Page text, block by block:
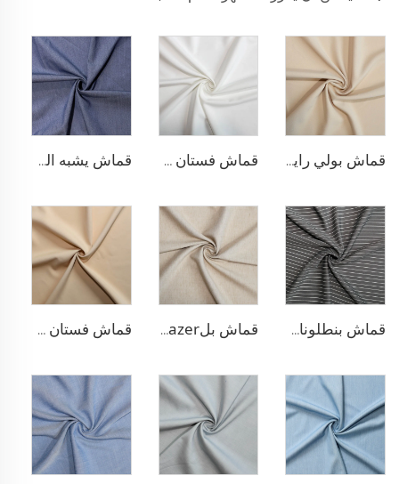
قماش بولي رايون لسترة البلازر قماش فستان مطاطي من البوليستر والرايون قماش يشبه الدنيم من البوليستر والرايون
قماش بنطلونات بأسلوب التريكو من مادة TR قماش بلazer يشبه الكتان من مادة TR قماش فستان منسوج مزدوج من مادة TR